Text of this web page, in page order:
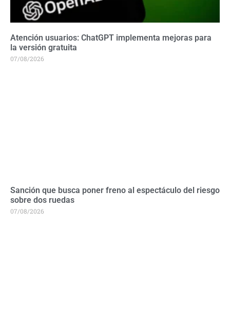
Atención usuarios: ChatGPT implementa mejoras para
la versión gratuita
07/08/2026
Sanción que busca poner freno al espectáculo del riesgo
sobre dos ruedas
07/08/2026